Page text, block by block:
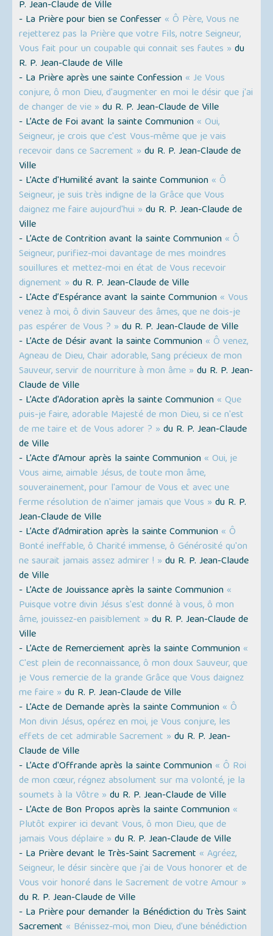
P. Jean-Claude de Ville
- La Prière pour bien se Confesser « Ô Père, Vous ne
rejetterez pas la Prière que votre Fils, notre Seigneur,
Vous fait pour un coupable qui connait ses fautes » du
R. P. Jean-Claude de Ville
- La Prière après une sainte Confession « Je Vous
conjure, ô mon Dieu, d'augmenter en moi le désir que j'ai
de changer de vie » du R. P. Jean-Claude de Ville
- L’Acte de Foi avant la sainte Communion « Oui,
Seigneur, je crois que c'est Vous-même que je vais
recevoir dans ce Sacrement » du R. P. Jean-Claude de
Ville
- L’Acte d'Humilité avant la sainte Communion « Ô
Seigneur, je suis très indigne de la Grâce que Vous
daignez me faire aujourd'hui » du R. P. Jean-Claude de
Ville
- L’Acte de Contrition avant la sainte Communion « Ô
Seigneur, purifiez-moi davantage de mes moindres
souillures et mettez-moi en état de Vous recevoir
dignement » du R. P. Jean-Claude de Ville
- L’Acte d’Espérance avant la sainte Communion « Vous
venez à moi, ô divin Sauveur des âmes, que ne dois-je
pas espérer de Vous ? » du R. P. Jean-Claude de Ville
- L’Acte de Désir avant la sainte Communion « Ô venez,
Agneau de Dieu, Chair adorable, Sang précieux de mon
Sauveur, servir de nourriture à mon âme » du R. P. Jean-
Claude de Ville
- L’Acte d'Adoration après la sainte Communion « Que
puis-je faire, adorable Majesté de mon Dieu, si ce n'est
de me taire et de Vous adorer ? » du R. P. Jean-Claude
de Ville
- L’Acte d’Amour après la sainte Communion « Oui, je
Vous aime, aimable Jésus, de toute mon âme,
souverainement, pour l'amour de Vous et avec une
ferme résolution de n'aimer jamais que Vous » du R. P.
Jean-Claude de Ville
- L’Acte d’Admiration après la sainte Communion « Ô
Bonté ineffable, ô Charité immense, ô Générosité qu'on
ne saurait jamais assez admirer ! » du R. P. Jean-Claude
de Ville
- L’Acte de Jouissance après la sainte Communion «
Puisque votre divin Jésus s'est donné à vous, ô mon
âme, jouissez-en paisiblement » du R. P. Jean-Claude de
Ville
- L’Acte de Remerciement après la sainte Communion «
C'est plein de reconnaissance, ô mon doux Sauveur, que
je Vous remercie de la grande Grâce que Vous daignez
me faire » du R. P. Jean-Claude de Ville
- L’Acte de Demande après la sainte Communion « Ô
Mon divin Jésus, opérez en moi, je Vous conjure, les
effets de cet admirable Sacrement » du R. P. Jean-
Claude de Ville
- L’Acte d'Offrande après la sainte Communion « Ô Roi
de mon cœur, régnez absolument sur ma volonté, je la
soumets à la Vôtre » du R. P. Jean-Claude de Ville
- L’Acte de Bon Propos après la sainte Communion «
Plutôt expirer ici devant Vous, ô mon Dieu, que de
jamais Vous déplaire » du R. P. Jean-Claude de Ville
- La Prière devant le Très-Saint Sacrement « Agréez,
Seigneur, le désir sincère que j'ai de Vous honorer et de
Vous voir honoré dans le Sacrement de votre Amour »
du R. P. Jean-Claude de Ville
- La Prière pour demander la Bénédiction du Très Saint
Sacrement « Bénissez-moi, mon Dieu, d'une bénédiction